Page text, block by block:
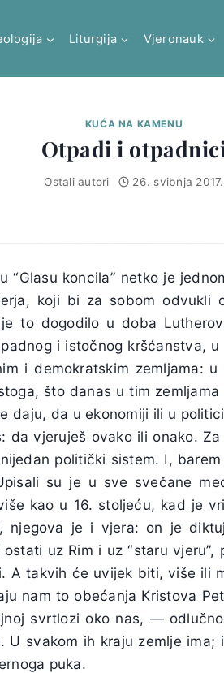
Liturgija Vjeronauk
KUĆA NA KAMENU
Otpadi i
Ostali autori 26. svibnja 2017.
“Glasu koncila” netko je
koji bi za sobom odvukli
to dogodilo u doba
i istočnog kršćanstva,
i demokratskim zemljama:
što danas u tim
daju, da u ekonomiji ili u
da vjeruješ ovako ili onako.
politički sistem. I,
su je u sve svečane
kao u 16. stoljeću, kad je
je i vjera: on je
uz Rim i uz “staru
A takvih će uvijek biti, više ili
nam to obećanja Kristova
svrtlozi oko nas, — odlučno
U svakom ih kraju zemlje
puka.